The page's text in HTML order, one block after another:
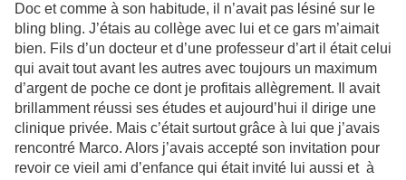
Doc et comme à son habitude, il n’avait pas lésiné sur le
bling bling. J’étais au collège avec lui et ce gars m’aimait
bien. Fils d’un docteur et d’une professeur d’art il était celui
qui avait tout avant les autres avec toujours un maximum
d’argent de poche ce dont je profitais allègrement. Il avait
brillamment réussi ses études et aujourd’hui il dirige une
clinique privée. Mais c’était surtout grâce à lui que j’avais
rencontré Marco. Alors j’avais accepté son invitation pour
revoir ce vieil ami d’enfance qui était invité lui aussi et à